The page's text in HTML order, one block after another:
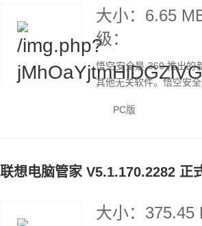
大小：6.65
级：
悟空安全是 360 推出的
其他无关软件。悟空安
PC版
联想电脑管家 V5.1.170.2282 正
大小：375.45